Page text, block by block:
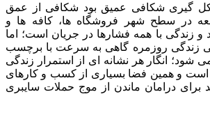
گیری شکافی عمیق بود شکافی از عمق
در سطح شهر فروشگاه ها، کافه ها و
و زندگی با همه فشارها در جریان است؛ اما
زندگی روزمره گاهی به سرعت با برچسب
انگار هر نشانه ای از استمرار زندگی
است و همین فضا بسیاری از کسب و کارهای
برای درامان ماندن از موج حملات سایبری